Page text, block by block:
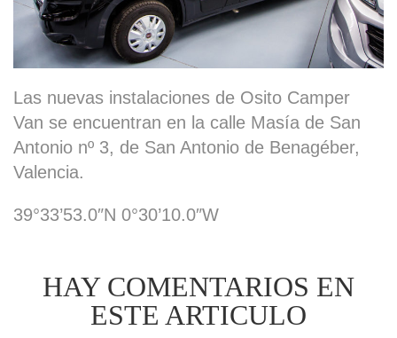
Las nuevas instalaciones de Osito Camper
Van se encuentran en la calle Masía de San
Antonio nº 3, de San Antonio de Benagéber,
Valencia.
39°33’53.0″N 0°30’10.0″W
HAY COMENTARIOS EN
ESTE ARTICULO